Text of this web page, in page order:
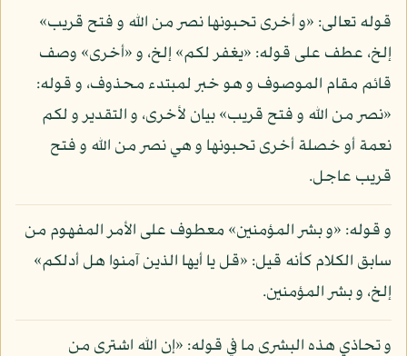
قوله تعالى: «و أخرى تحبونها نصر من الله و فتح قريب»
إلخ، عطف على قوله: «يغفر لكم» إلخ، و «أخرى» وصف
قائم مقام الموصوف و هو خبر لمبتدء محذوف، و قوله:
«نصر من الله و فتح قريب» بيان لأخرى، و التقدير و لكم
نعمة أو خصلة أخرى تحبونها و هي نصر من الله و فتح
قريب عاجل.
و قوله: «و بشر المؤمنين» معطوف على الأمر المفهوم من
سابق الكلام كأنه قيل: «قل يا أيها الذين آمنوا هل أدلكم»
إلخ، و بشر المؤمنين.
و تحاذي هذه البشرى ما في قوله: «إن الله اشترى من